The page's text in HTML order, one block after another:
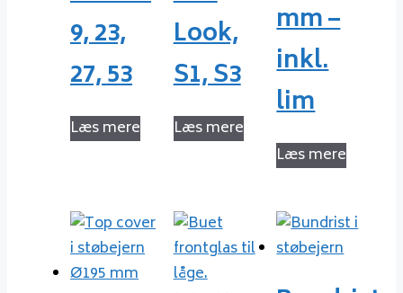
9, 23,
27, 53
Læs mere
Look,
S1, S3
Læs mere
mm –
inkl.
lim
Læs mere